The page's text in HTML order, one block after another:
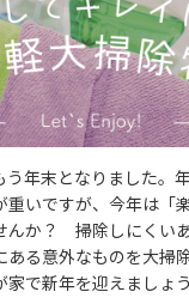
う年末となりました。
重いですが、今年は「
んか？ 掃除しにくい
ある意外なものを大掃
で新年を迎えましょ